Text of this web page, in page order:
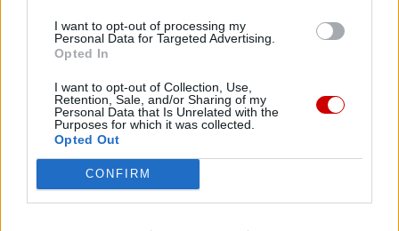
I want to opt-out of processing my
Personal Data for Targeted Advertising.
Opted In
I want to opt-out of Collection, Use,
Retention, Sale, and/or Sharing of my
Personal Data that Is Unrelated with the
Purposes for which it was collected.
Opted Out
CONFIRM
Najnowsze
06 sierpnia 2026 | 20:44
Medziugorie: zakończył się 37. Mladifest